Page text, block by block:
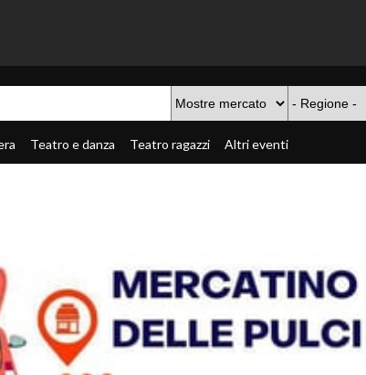
Teatro e danza Teatro ragazzi Altri eventi